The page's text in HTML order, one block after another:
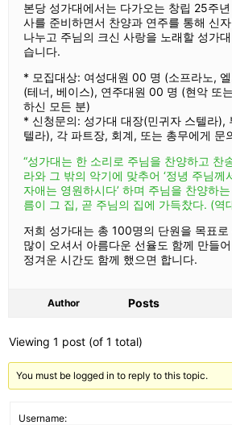
본당 성가대에서는 다가오는 창립 25주
사를 준비하면서 찬양과 연주를 통해 신
나누고 주님의 크신 사랑을 노래할 성가
습니다.
* 모집대상: 여성대원 00 명 (소프라노,
(테너, 베이스), 연주대원 00 명 (현악 또
하신 모든 분)
* 신청문의: 성가대 대장(민귀자 스텔라),
텔라), 각 파트장, 회계, 또는 총무에게 문
“성가대는 한 소리로 주님을 찬양하고 찬
라와 그 밖의 악기에 맞추어 ‘정녕 주님께
자애는 영원하시다’ 하며 주님을 찬양하
름이 그 집, 곧 주님의 집에 가득찼다. (역
저희 성가대는 총 100명의 단원을 목표
많이 오셔서 아름다운 선율도 함께 만들
정겨운 시간도 함께 했으면 합니다.
Author Posts
Viewing 1 post (of 1 total)
You must be logged in to reply to this topic.
Username: